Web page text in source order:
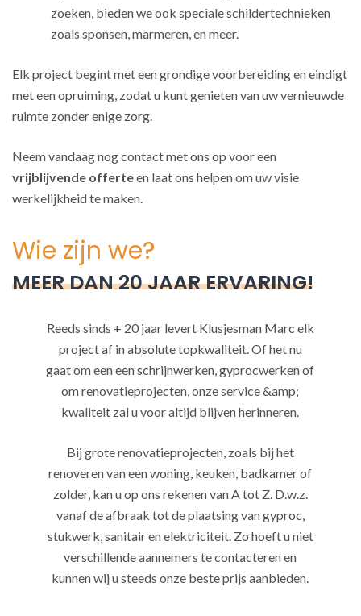
zoeken, bieden we ook speciale schildertechnieken
zoals sponsen, marmeren, en meer.
Elk project begint met een grondige voorbereiding en eindigt
met een opruiming, zodat u kunt genieten van uw vernieuwde
ruimte zonder enige zorg.
Neem vandaag nog contact met ons op voor een
vrijblijvende offerteen laat ons helpen om uw visie
werkelijkheid te maken.
Wie zijn we?
MEER DAN 20 JAAR ERVARING!
Reeds sinds + 20 jaar levert Klusjesman Marc elk
project af in absolute topkwaliteit. Of het nu
gaat om een een schrijnwerken, gyprocwerken of
om renovatieprojecten, onze service &amp;
kwaliteit zal u voor altijd blijven herinneren.
Bij grote renovatieprojecten, zoals bij het
renoveren van een woning, keuken, badkamer of
zolder, kan u op ons rekenen van A tot Z. D.w.z.
vanaf de afbraak tot de plaatsing van gyproc,
stukwerk, sanitair en elektriciteit. Zo hoeft u niet
verschillende aannemers te contacteren en
kunnen wij u steeds onze beste prijs aanbieden.